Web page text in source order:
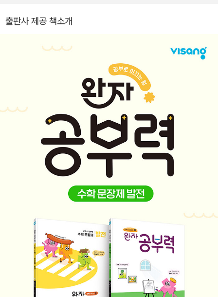
출판사 제공 책소개